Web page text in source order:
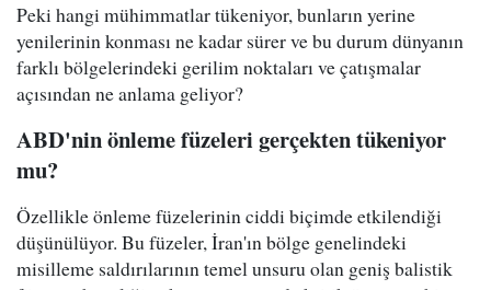
Peki hangi mühimmatlar tükeniyor, bunların yerine
yenilerinin konması ne kadar sürer ve bu durum dünyanın
farklı bölgelerindeki gerilim noktaları ve çatışmalar
açısından ne anlama geliyor?
ABD'nin önleme füzeleri gerçekten tükeniyor
mu?
Özellikle önleme füzelerinin ciddi biçimde etkilendiği
düşünülüyor. Bu füzeler, İran'ın bölge genelindeki
misilleme saldırılarının temel unsuru olan geniş balistik